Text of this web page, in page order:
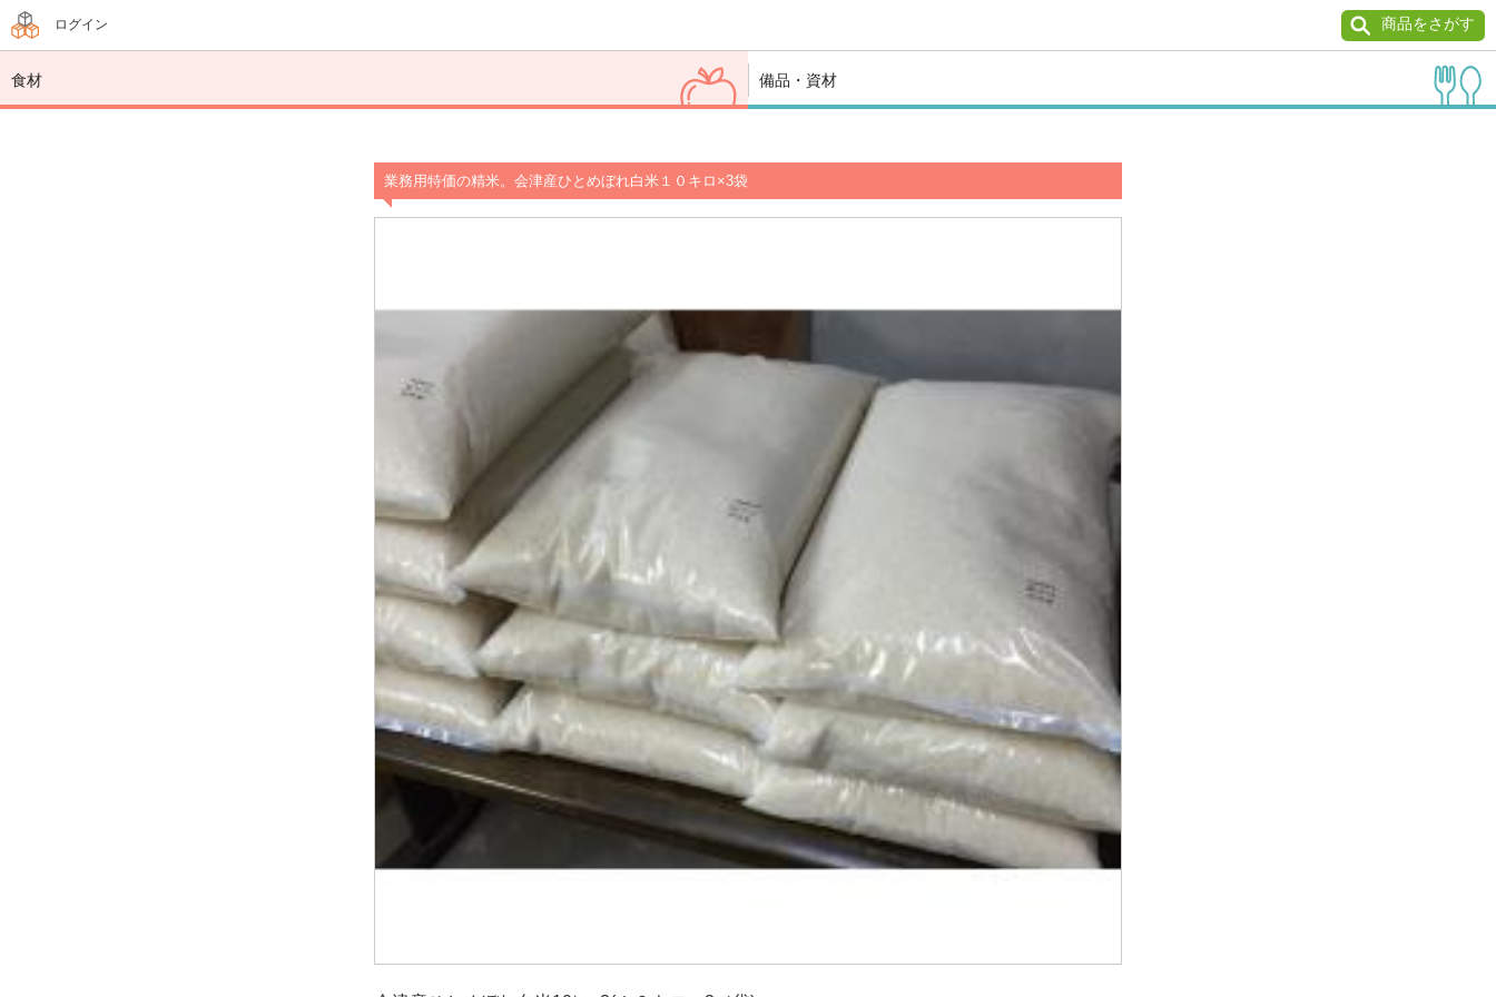
ログイン 商品をさがす
食材 備品・資材
業務用特価の精米。会津産ひとめぼれ白米１０キロ×3袋